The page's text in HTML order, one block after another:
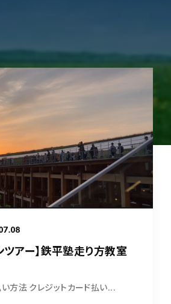
ツアー】鉄平塾走り方教室
方法 クレジットカード払い...